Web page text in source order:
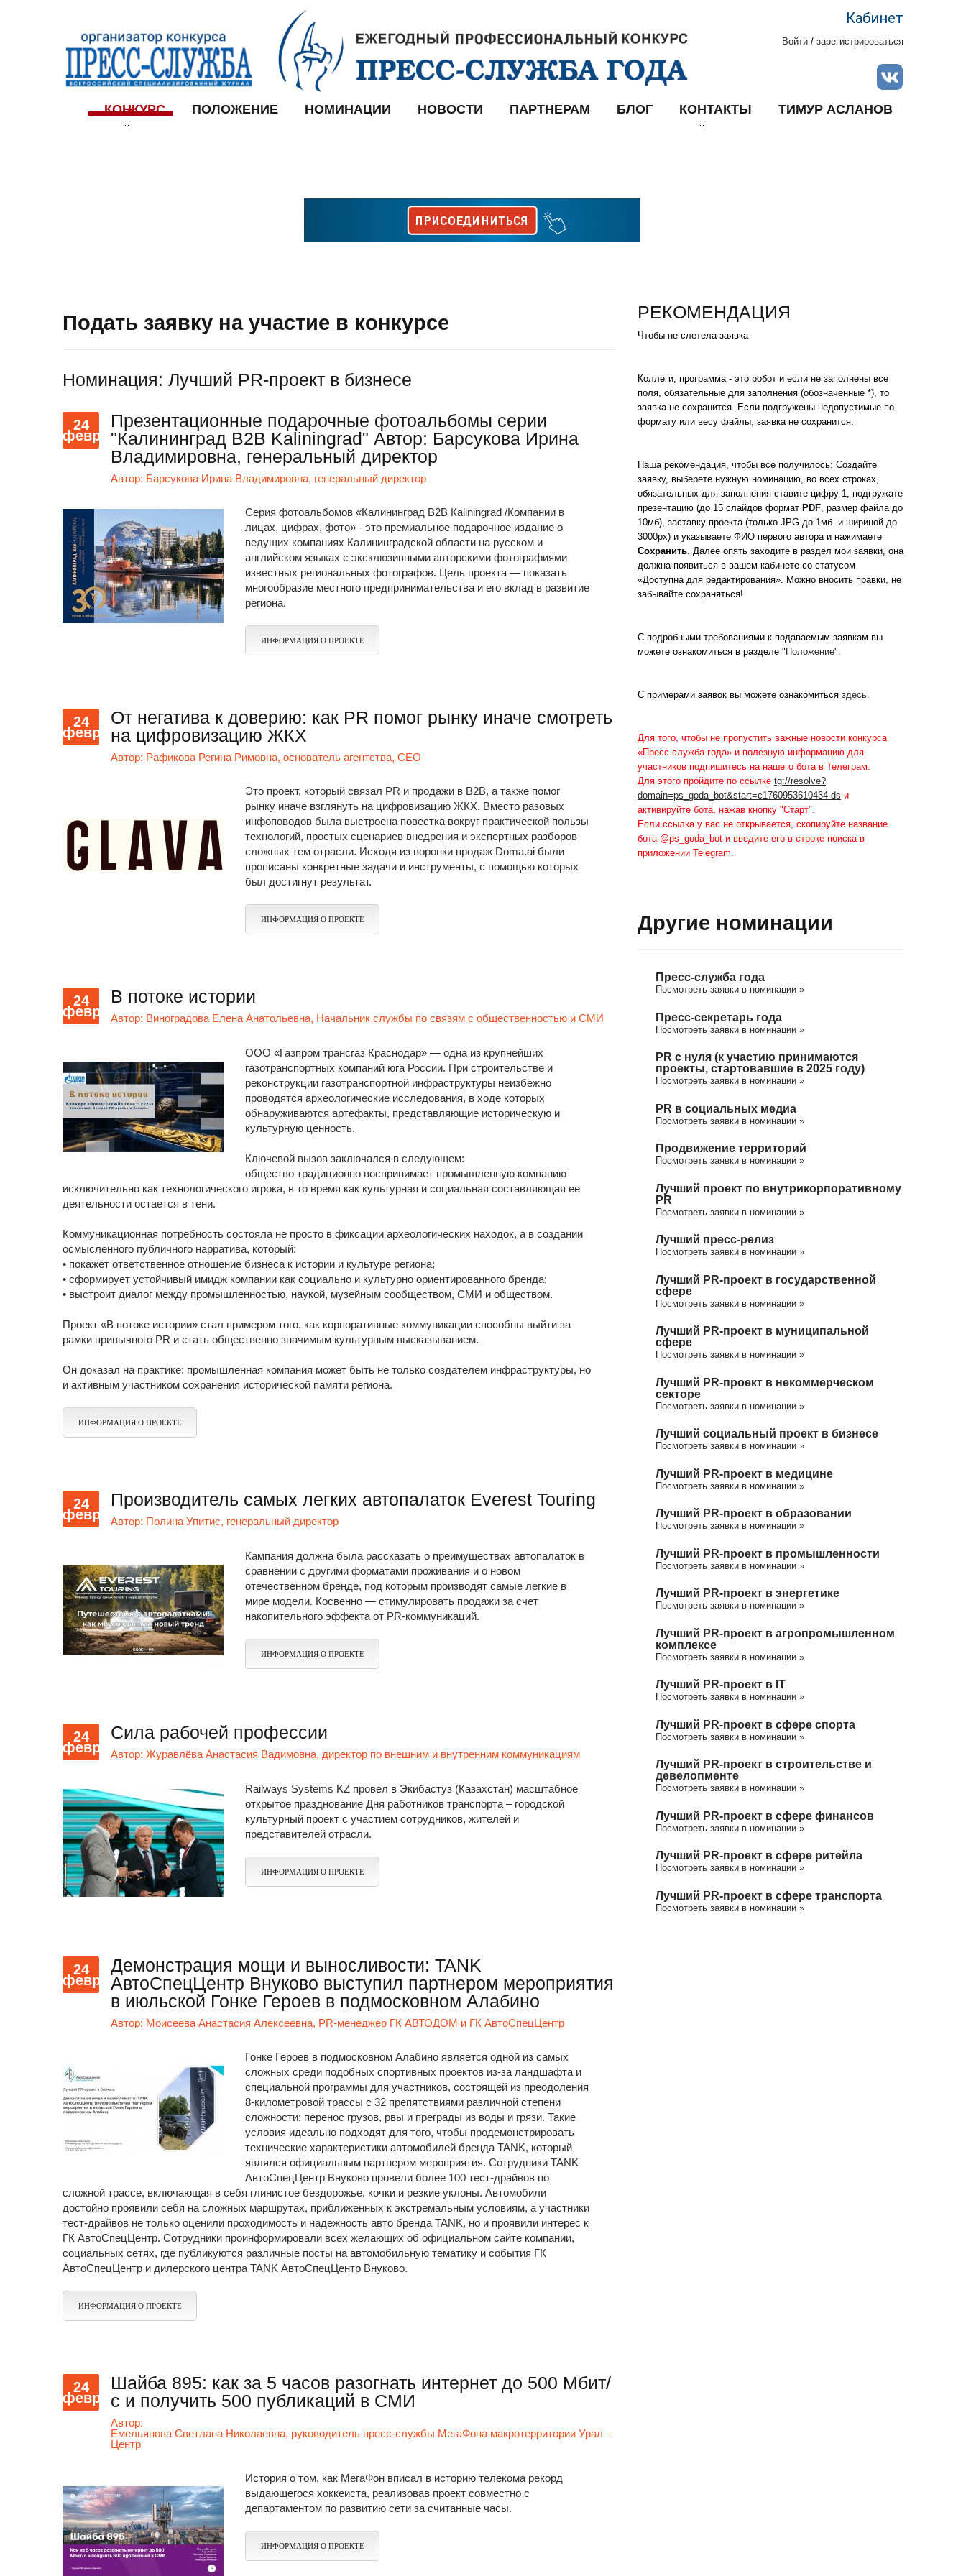
Кабинет
Войти / зарегистрироваться
КОНКУРС ПОЛОЖЕНИЕ НОМИНАЦИИ НОВОСТИ ПАРТНЕРАМ БЛОГ КОНТАКТЫ ТИМУР АСЛАНОВ
Подать заявку на участие в конкурсе
Номинация: Лучший PR-проект в бизнесе
24
февр
Презентационные подарочные фотоальбомы серии
"Калининград В2В Kaliningrad" Автор: Барсукова Ирина
Владимировна, генеральный директор
Автор: Барсукова Ирина Владимировна, генеральный директор
Серия фотоальбомов «Калининград В2В Кaliningrad /Компании в
лицах, цифрах, фото» - это премиальное подарочное издание о
ведущих компаниях Калининградской области на русском и
английском языках с эксклюзивными авторскими фотографиями
известных региональных фотографов. Цель проекта — показать
многообразие местного предпринимательства и его вклад в развитие
региона.
ИНФОРМАЦИЯ О ПРОЕКТЕ
24
февр
От негатива к доверию: как PR помог рынку иначе смотреть
на цифровизацию ЖКХ
Автор: Рафикова Регина Римовна, основатель агентства, CEO
Это проект, который связал PR и продажи в B2B, а также помог
рынку иначе взглянуть на цифровизацию ЖКХ. Вместо разовых
инфоповодов была выстроена повестка вокруг практической пользы
технологий, простых сценариев внедрения и экспертных разборов
сложных тем отрасли. Исходя из воронки продаж Doma.ai были
прописаны конкретные задачи и инструменты, с помощью которых
был достигнут результат.
ИНФОРМАЦИЯ О ПРОЕКТЕ
24
февр
В потоке истории
Автор: Виноградова Елена Анатольевна, Начальник службы по связям с общественностью и СМИ
ООО «Газпром трансгаз Краснодар» — одна из крупнейших
газотранспортных компаний юга России. При строительстве и
реконструкции газотранспортной инфраструктуры неизбежно
проводятся археологические исследования, в ходе которых
обнаруживаются артефакты, представляющие историческую и
культурную ценность.
Ключевой вызов заключался в следующем:
общество традиционно воспринимает промышленную компанию
исключительно как технологического игрока, в то время как культурная и социальная составляющая ее
деятельности остается в тени.
Коммуникационная потребность состояла не просто в фиксации археологических находок, а в создании
осмысленного публичного нарратива, который:
• покажет ответственное отношение бизнеса к истории и культуре региона;
• сформирует устойчивый имидж компании как социально и культурно ориентированного бренда;
• выстроит диалог между промышленностью, наукой, музейным сообществом, СМИ и обществом.
Проект «В потоке истории» стал примером того, как корпоративные коммуникации способны выйти за
рамки привычного PR и стать общественно значимым культурным высказыванием.
Он доказал на практике: промышленная компания может быть не только создателем инфраструктуры, но
и активным участником сохранения исторической памяти региона.
ИНФОРМАЦИЯ О ПРОЕКТЕ
24
февр
Производитель самых легких автопалаток Everest Touring
Автор: Полина Упитис, генеральный директор
Кампания должна была рассказать о преимуществах автопалаток в
сравнении с другими форматами проживания и о новом
отечественном бренде, под которым производят самые легкие в
мире модели. Косвенно — стимулировать продажи за счет
накопительного эффекта от PR-коммуникаций.
ИНФОРМАЦИЯ О ПРОЕКТЕ
24
февр
Сила рабочей профессии
Автор: Журавлёва Анастасия Вадимовна, директор по внешним и внутренним коммуникациям
Railways Systems KZ провел в Экибастуз (Казахстан) масштабное
открытое празднование Дня работников транспорта – городской
культурный проект с участием сотрудников, жителей и
представителей отрасли.
ИНФОРМАЦИЯ О ПРОЕКТЕ
24
февр
Демонстрация мощи и выносливости: TANK
АвтоСпецЦентр Внуково выступил партнером мероприятия
в июльской Гонке Героев в подмосковном Алабино
Автор: Моисеева Анастасия Алексеевна, PR-менеджер ГК АВТОДОМ и ГК АвтоСпецЦентр
Гонке Героев в подмосковном Алабино является одной из самых
сложных среди подобных спортивных проектов из-за ландшафта и
специальной программы для участников, состоящей из преодоления
8-километровой трассы с 32 препятствиями различной степени
сложности: перенос грузов, рвы и преграды из воды и грязи. Такие
условия идеально подходят для того, чтобы продемонстрировать
технические характеристики автомобилей бренда TANK, который
являлся официальным партнером мероприятия. Сотрудники TANK
АвтоСпецЦентр Внуково провели более 100 тест-драйвов по
сложной трассе, включающая в себя глинистое бездорожье, кочки и резкие уклоны. Автомобили
достойно проявили себя на сложных маршрутах, приближенных к экстремальным условиям, а участники
тест-драйвов не только оценили проходимость и надежность авто бренда TANK, но и проявили интерес к
ГК АвтоСпецЦентр. Сотрудники проинформировали всех желающих об официальном сайте компании,
социальных сетях, где публикуются различные посты на автомобильную тематику и события ГК
АвтоСпецЦентр и дилерского центра TANK АвтоСпецЦентр Внуково.
ИНФОРМАЦИЯ О ПРОЕКТЕ
24
февр
Шайба 895: как за 5 часов разогнать интернет до 500 Мбит/
с и получить 500 публикаций в СМИ
Автор:
Емельянова Светлана Николаевна, руководитель пресс-службы МегаФона макротерритории Урал –
Центр
История о том, как МегаФон вписал в историю телекома рекорд
выдающегося хоккеиста, реализовав проект совместно с
департаментом по развитию сети за считанные часы.
ИНФОРМАЦИЯ О ПРОЕКТЕ
РЕКОМЕНДАЦИЯ
Чтобы не слетела заявка
Коллеги, программа - это робот и если не заполнены все
поля, обязательные для заполнения (обозначенные *), то
заявка не сохранится. Если подгружены недопустимые по
формату или весу файлы, заявка не сохранится.
Наша рекомендация, чтобы все получилось: Создайте
заявку, выберете нужную номинацию, во всех строках,
обязательных для заполнения ставите цифру 1, подгружате
презентацию (до 15 слайдов формат PDF, размер файла до
10мб), заставку проекта (только JPG до 1мб. и шириной до
3000px) и указываете ФИО первого автора и нажимаете
Сохранить. Далее опять заходите в раздел мои заявки, она
должна появиться в вашем кабинете со статусом
«Доступна для редактирования». Можно вносить правки, не
забывайте сохраняться!
С подробными требованиями к подаваемым заявкам вы
можете ознакомиться в разделе " Положение".
С примерами заявок вы можете ознакомиться здесь.
Для того, чтобы не пропустить важные новости конкурса
«Пресс-служба года» и полезную информацию для
участников подпишитесь на нашего бота в Телеграм.
Для этого пройдите по ссылке tg://resolve?
domain=ps_goda_bot&start=c1760953610434-ds и
активируйте бота, нажав кнопку "Старт".
Если ссылка у вас не открывается, скопируйте название
бота @ps_goda_bot и введите его в строке поиска в
приложении Telegram.
Другие номинации
Пресс-служба года
Посмотреть заявки в номинации »
Пресс-секретарь года
Посмотреть заявки в номинации »
PR с нуля (к участию принимаются
проекты, стартовавшие в 2025 году)
Посмотреть заявки в номинации »
PR в социальных медиа
Посмотреть заявки в номинации »
Продвижение территорий
Посмотреть заявки в номинации »
Лучший проект по внутрикорпоративному
PR
Посмотреть заявки в номинации »
Лучший пресс-релиз
Посмотреть заявки в номинации »
Лучший PR-проект в государственной
сфере
Посмотреть заявки в номинации »
Лучший PR-проект в муниципальной
сфере
Посмотреть заявки в номинации »
Лучший PR-проект в некоммерческом
секторе
Посмотреть заявки в номинации »
Лучший социальный проект в бизнесе
Посмотреть заявки в номинации »
Лучший PR-проект в медицине
Посмотреть заявки в номинации »
Лучший PR-проект в образовании
Посмотреть заявки в номинации »
Лучший PR-проект в промышленности
Посмотреть заявки в номинации »
Лучший PR-проект в энергетике
Посмотреть заявки в номинации »
Лучший PR-проект в агропромышленном
комплексе
Посмотреть заявки в номинации »
Лучший PR-проект в IT
Посмотреть заявки в номинации »
Лучший PR-проект в сфере спорта
Посмотреть заявки в номинации »
Лучший PR-проект в строительстве и
девелопменте
Посмотреть заявки в номинации »
Лучший PR-проект в сфере финансов
Посмотреть заявки в номинации »
Лучший PR-проект в сфере ритейла
Посмотреть заявки в номинации »
Лучший PR-проект в сфере транспорта
Посмотреть заявки в номинации »